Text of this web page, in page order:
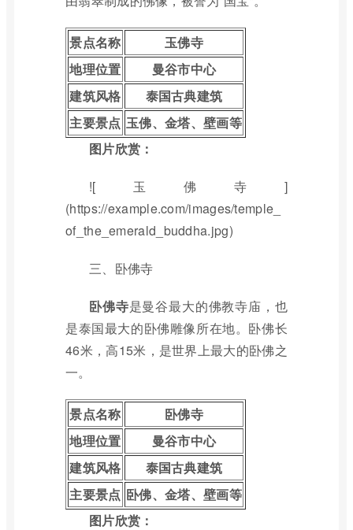
景点名称
玉佛寺
地理位置
曼谷市中心
建筑风格
泰国古典建筑
主要景点 玉佛、金塔、壁画等
图片欣赏：
![玉佛寺]
(https://example.com/images/temple_
of_the_emerald_buddha.jpg)
三、卧佛寺
卧佛寺是曼谷最大的佛教寺庙，也
是泰国最大的卧佛雕像所在地。卧佛长
46米，高15米，是世界上最大的卧佛之
一。
景点名称
卧佛寺
地理位置
曼谷市中心
建筑风格
泰国古典建筑
主要景点 卧佛、金塔、壁画等
图片欣赏：